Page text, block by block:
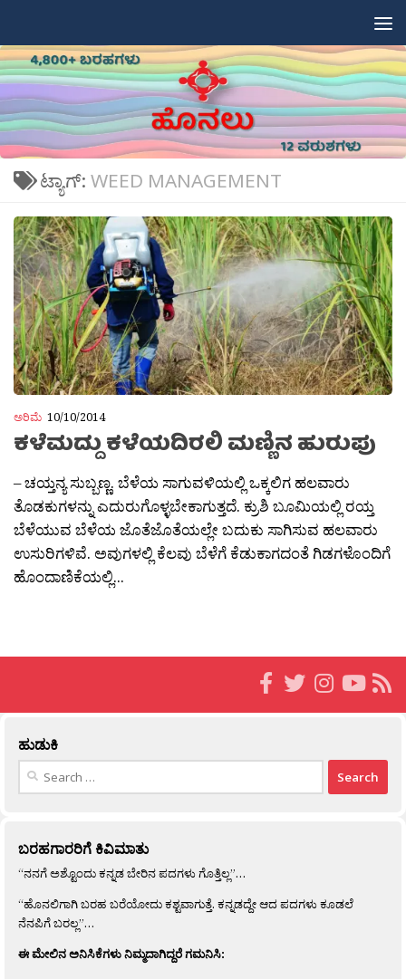
ಟ್ಯಾಗ್: WEED MANAGEMENT
ಅರಿಮೆ 10/10/2014
ಕಳೆಮದ್ದು ಕಳೆಯದಿರಲಿ ಮಣ್ಣಿನ ಹುರುಪು
– ಚಯ್ತನ್ಯ ಸುಬ್ಬಣ್ಣ. ಬೆಳೆಯ ಸಾಗುವಳಿಯಲ್ಲಿ ಒಕ್ಕಲಿಗ ಹಲವಾರು
ತೊಡಕುಗಳನ್ನು ಎದುರುಗೊಳ್ಳಬೇಕಾಗುತ್ತದೆ. ಕ್ರುಶಿ ಬೂಮಿಯಲ್ಲಿ ರಯ್ತ
ಬೆಳೆಯುವ ಬೆಳೆಯ ಜೊತೆಜೊತೆಯಲ್ಲೇ ಬದುಕು ಸಾಗಿಸುವ ಹಲವಾರು
ಉಸುರಿಗಳಿವೆ. ಅವುಗಳಲ್ಲಿ ಕೆಲವು ಬೆಳೆಗೆ ಕೆಡುಕಾಗದಂತೆ ಗಿಡಗಳೊಂದಿಗೆ
ಹೊಂದಾಣಿಕೆಯಲ್ಲಿ...
ಹುಡುಕಿ
Search
ಬರಹಗಾರರಿಗೆ ಕಿವಿಮಾತು
“ನನಗೆ ಅಶ್ಟೊಂದು ಕನ್ನಡ ಬೇರಿನ ಪದಗಳು ಗೊತ್ತಿಲ್ಲ”…
“ಹೊನಲಿಗಾಗಿ ಬರಹ ಬರೆಯೋದು ಕಶ್ಟವಾಗುತ್ತೆ. ಕನ್ನಡದ್ದೇ ಆದ ಪದಗಳು ಕೂಡಲೆ
ನೆನಪಿಗೆ ಬರಲ್ಲ”…
ಈ ಮೇಲಿನ ಅನಿಸಿಕೆಗಳು ನಿಮ್ಮದಾಗಿದ್ದರೆ ಗಮನಿಸಿ: